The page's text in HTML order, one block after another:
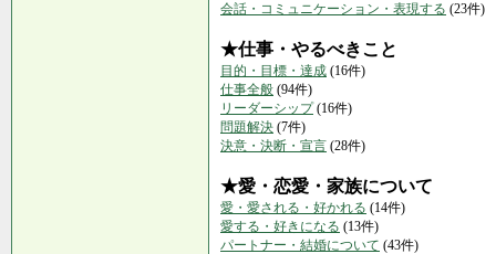
会話・コミュニケーション・表現する (23件)
★仕事・やるべきこと
目的・目標・達成 (16件)
仕事全般 (94件)
リーダーシップ(16件)
問題解決 (7件)
決意・決断・宣言 (28件)
★愛・恋愛・家族について
愛・愛される・好かれる (14件)
愛する・好きになる (13件)
パートナー・結婚について (43件)